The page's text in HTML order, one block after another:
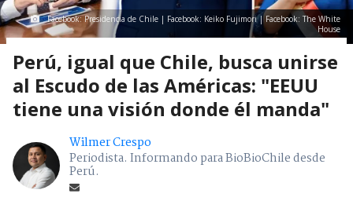
Facebook: Presidencia de Chile | Facebook: Keiko Fujimori | Facebook: The White
House
Perú, igual que Chile, busca unirse
al Escudo de las Américas: "EEUU
tiene una visión donde él manda"
Wilmer Crespo
Periodista. Informando para BioBioChile desde
Perú.